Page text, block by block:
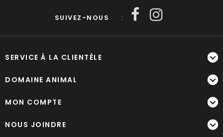
SUIVEZ-NOUS :
SERVICE À LA CLIENTÈLE
DOMAINE ANIMAL
MON COMPTE
NOUS JOINDRE